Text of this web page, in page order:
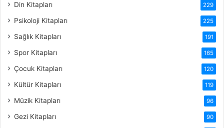
Din Kitapları 229
Psikoloji Kitapları 225
Sağlık Kitapları 191
Spor Kitapları 165
Çocuk Kitapları 120
Kültür Kitapları 119
Müzik Kitapları 96
Gezi Kitapları 90